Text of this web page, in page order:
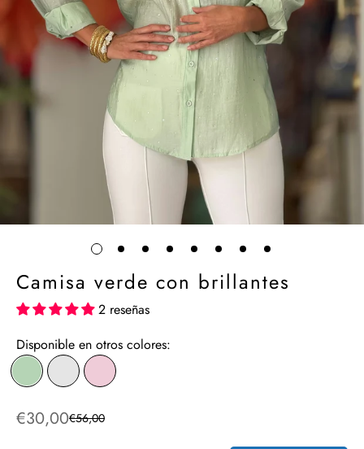
Camisa verde con brillantes
2 reseñas
Disponible en otros colores:
Precio
€30,00
Precio
€56,00